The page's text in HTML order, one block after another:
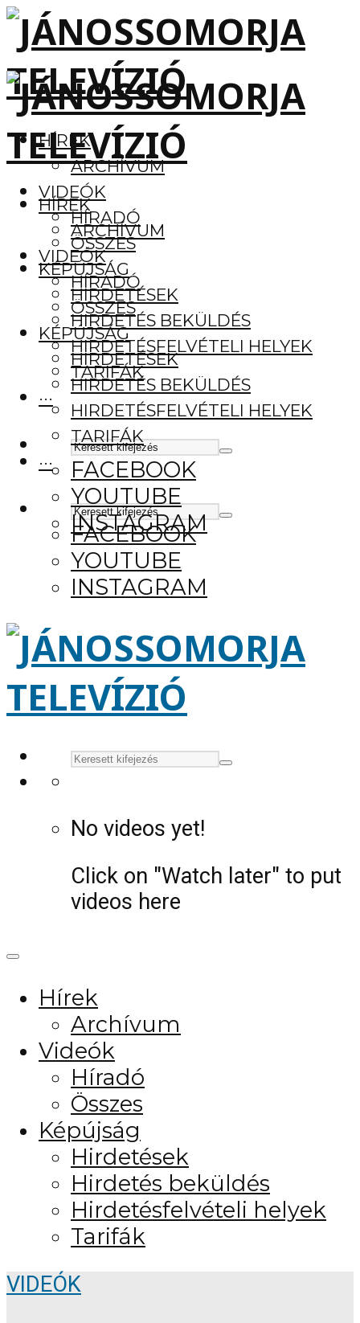
HÍREK
ARCHÍVUM
VIDEÓK
HÍRADÓ
ÖSSZES
KÉPÚJSÁG
HIRDETÉSEK
HIRDETÉS BEKÜLDÉS
HIRDETÉSFELVÉTELI HELYEK
TARIFÁK
···
FACEBOOK
YOUTUBE
INSTAGRAM
HÍREK
ARCHÍVUM
VIDEÓK
HÍRADÓ
ÖSSZES
KÉPÚJSÁG
HIRDETÉSEK
HIRDETÉS BEKÜLDÉS
HIRDETÉSFELVÉTELI HELYEK
TARIFÁK
···
FACEBOOK
YOUTUBE
INSTAGRAM
No videos yet!
Click on "Watch later" to put
videos here
Hírek
Archívum
Videók
Híradó
Összes
Képújság
Hirdetések
Hirdetés beküldés
Hirdetésfelvételi helyek
Tarifák
VIDEÓK